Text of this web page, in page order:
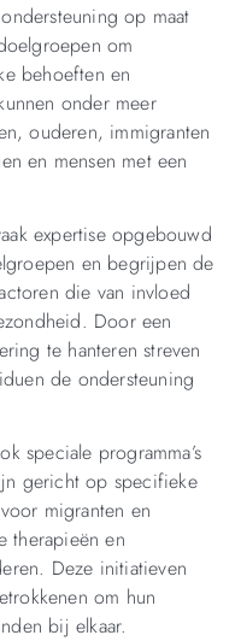
op maat
om
behoeften en
onder meer
ouderen, immigranten
en mensen met een
expertise opgebouwd
en begrijpen de
die van invloed
Door een
te hanteren streven
de ondersteuning
speciale programma’s
gericht op specifieke
migranten en
therapieën en
Deze initiatieven
om hun
bij elkaar.